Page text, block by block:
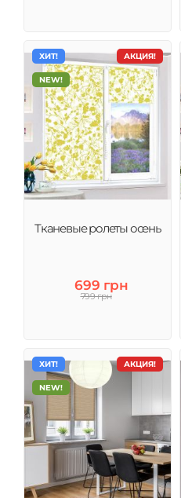
АКЦИЯ!
ХИТ!
NEW!
Тканевые ролеты осень
699 грн
799 грн
АКЦИЯ!
ХИТ!
NEW!